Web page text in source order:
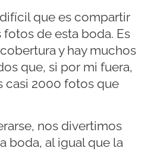
que es compartir
de esta boda. Es
y hay muchos
que, si por mi fuera,
casi 2000 fotos que
nos divertimos
boda, al igual que la